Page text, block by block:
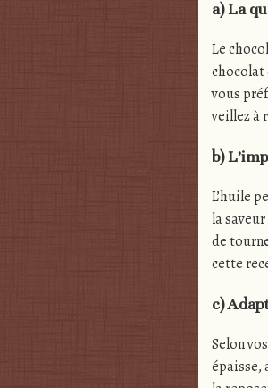
a) La
Le
chocolat
vous
veillez à
b)
L’huile
la
de
cette
c)
Selon
épaisse,